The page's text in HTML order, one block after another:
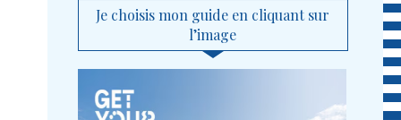
Je choisis mon guide en cliquant sur
l’image